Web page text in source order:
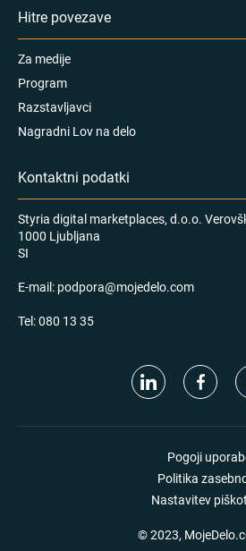
Hitre povezave
Za medije
Program
Razstavljavci
Nagradni Lov na delo
Kontaktni podatki
Styria digital marketplaces, d.o.o.
1000 Ljubljana
SI
E-mail: podpora@mojedelo.com
Tel:080 13 35
Pogoji
Politika
Nastavitev
© 2023,